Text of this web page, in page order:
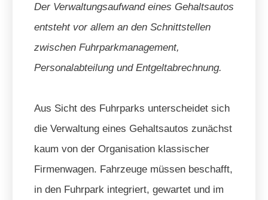
Der Verwaltungsaufwand eines Gehaltsautos
entsteht vor allem an den Schnittstellen
zwischen Fuhrparkmanagement,
Personalabteilung und Entgeltabrechnung.
Aus Sicht des Fuhrparks unterscheidet sich
die Verwaltung eines Gehaltsautos zunächst
kaum von der Organisation klassischer
Firmenwagen. Fahrzeuge müssen beschafft,
in den Fuhrpark integriert, gewartet und im